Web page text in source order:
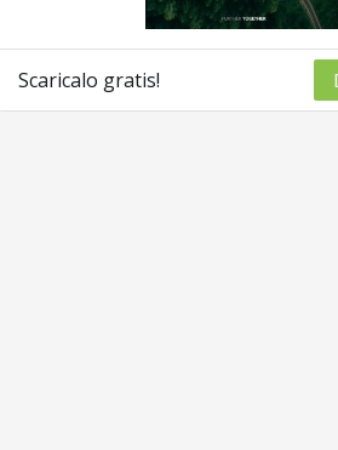
Scaricalo gratis!